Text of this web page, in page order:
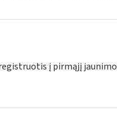
į pirmąjį jaunimo